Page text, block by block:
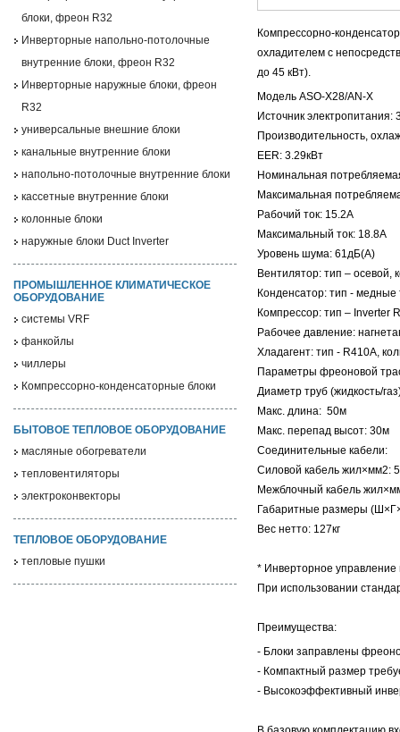
блоки, фреон R32
Инверторные напольно-потолочные
внутренние блоки, фреон R32
Инверторные наружные блоки, фреон
R32
универсальные внешние блоки
канальные внутренние блоки
напольно-потолочные внутренние блоки
кассетные внутренние блоки
колонные блоки
наружные блоки Duct Inverter
ПРОМЫШЛЕННОЕ КЛИМАТИЧЕСКОЕ
ОБОРУДОВАНИЕ
системы VRF
фанкойлы
чиллеры
Компрессорно-конденсаторные блоки
БЫТОВОЕ ТЕПЛОВОЕ ОБОРУДОВАНИЕ
масляные обогреватели
тепловентиляторы
электроконвекторы
ТЕПЛОВОЕ ОБОРУДОВАНИЕ
тепловые пушки
Компрессорно-
охладителем с
до 45 кВт).
Модель ASO-X28/AN-X
Источник
Производительность,
EER: 3.29кВт
Номинальная
Максимальная
Рабочий ток: 15.2А
Максимальный ток: 18.8A
Уровень шума: 61дБ(А)
Вентилятор: тип – осевой,
Конденсатор: тип -
Компрессор: тип – Inverter
Рабочее давление:
Хладагент: тип - R410A,
Параметры фреоновой
Диаметр труб (жидкость/
Макс. длина: 50м
Макс. перепад высот: 30м
Соединительные кабели:
Силовой кабель жил×мм2:
Межблочный кабель
Габаритные размеры
Вес нетто: 127кг
* Инверторное управление
При использовании
Преимущества:
- Блоки заправлены
- Компактный размер
- Высокоэффективный